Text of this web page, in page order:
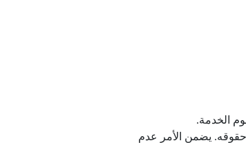
الخدمة.
حقوقه. يضمن الأمر عدم